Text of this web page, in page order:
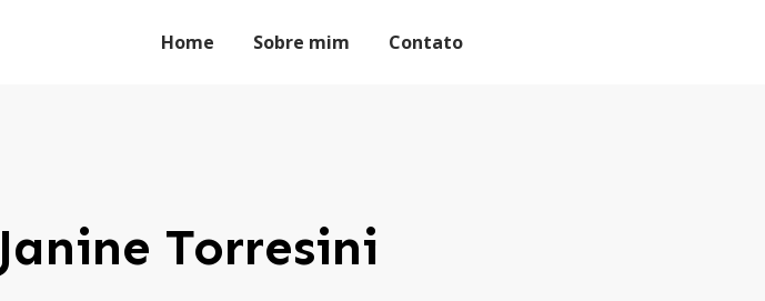
Home Sobre mim Contato
Janine Torresini